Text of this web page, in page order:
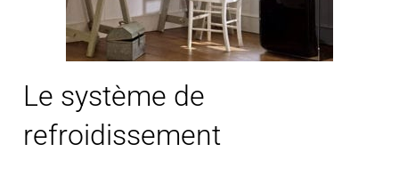
Le système de
refroidissement